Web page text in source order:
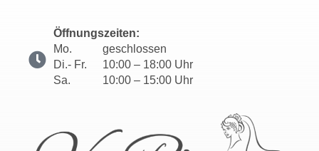
Öffnungszeiten:
Mo.
geschlossen
Di.- Fr.
10:00 – 18:00 Uhr
Sa.
10:00 – 15:00 Uhr